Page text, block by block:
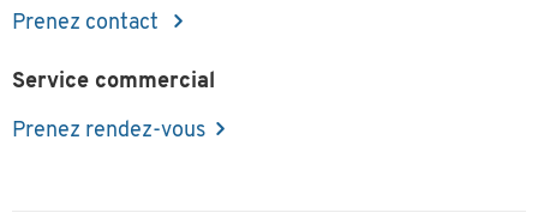
Prenez contact
Service commercial
Prenez rendez-vous